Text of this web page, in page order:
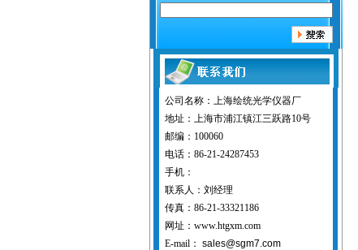
公司名称：上海绘统光学仪器厂
地址：上海市浦江镇江三跃路10号
邮编：100060
电话：86-21-24287453
手机：
联系人：刘经理
传真：86-21-33321186
网址：www.htgxm.com
E-mail： sales@sgm7.com